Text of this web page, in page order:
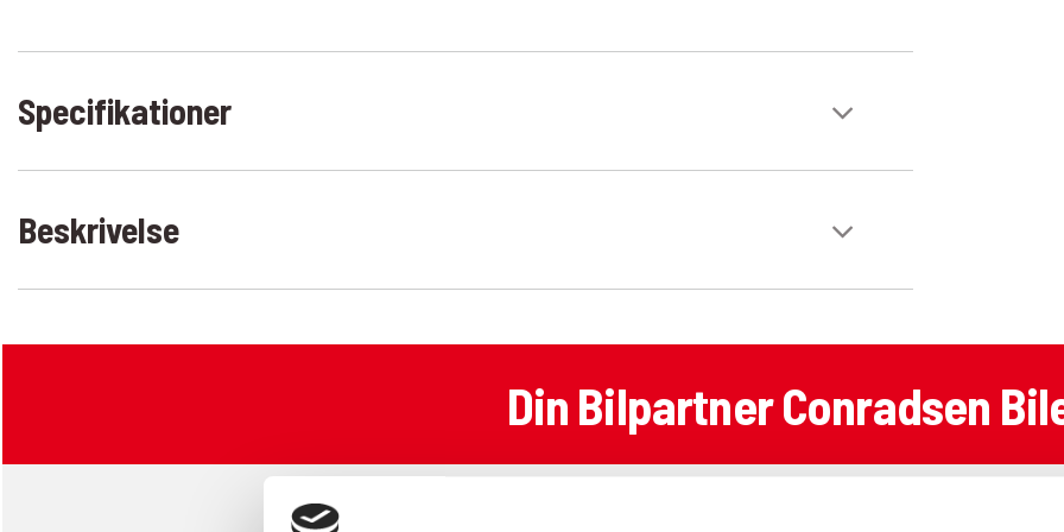
Specifikationer
Beskrivelse
Din Bilpartner Conradsen